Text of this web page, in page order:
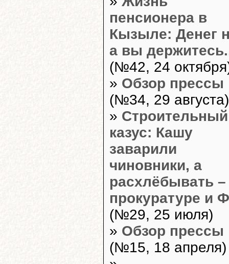
пенсионера в
Кызыле: Денег
а вы
(№42, 24
» Обзор прессы
(№34, 29 августа)
» Строительный
казус: Кашу
заварили
чиновники, а
расхлёбывать –
прокуратуре и
(№29, 25 июля)
» Обзор прессы
(№15, 18 апреля)